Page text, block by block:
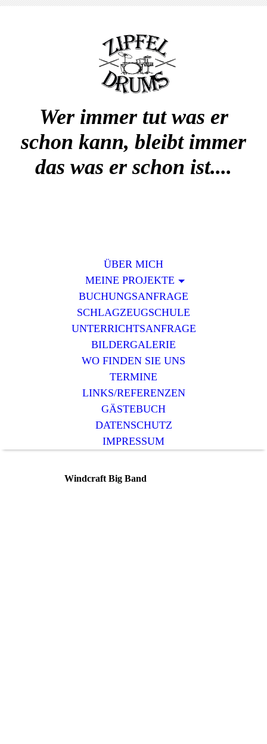
Wer immer tut was er
schon kann, bleibt immer
das was er schon ist....
ÜBER MICH
MEINE PROJEKTE
BUCHUNGSANFRAGE
SCHLAGZEUGSCHULE
UNTERRICHTSANFRAGE
BILDERGALERIE
WO FINDEN SIE UNS
TERMINE
LINKS/REFERENZEN
GÄSTEBUCH
DATENSCHUTZ
IMPRESSUM
Windcraft Big Band